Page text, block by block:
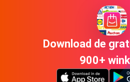
Download de
900+